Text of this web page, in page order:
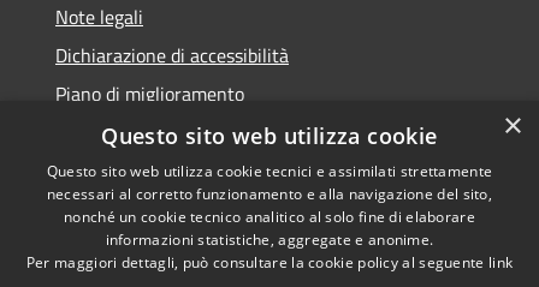
Note legali
Dichiarazione di accessibilità
Piano di miglioramento
Accessibilità
Privacy
Copyright © 2026 • Comune di
Castiglion Fiorentino •
Powered byMunicipium •
×
Questo sito web utilizza cookie
Questo sito web utilizza cookie tecnici e assimilati strettamente
necessari al corretto funzionamento e alla navigazione del sito,
nonché un cookie tecnico analitico al solo fine di elaborare
informazioni statistiche, aggregate e anonime.
Per maggiori dettagli, può consultare la cookie policy al seguente link